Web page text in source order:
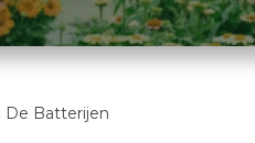
De Batterijen